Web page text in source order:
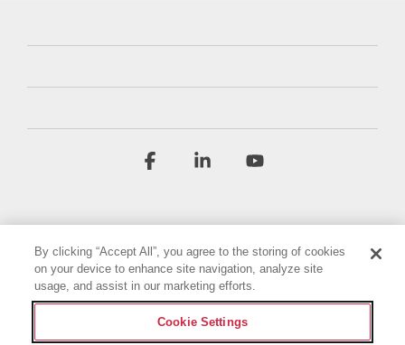
Условия и положения
Политика конфиденциальности
Декларация о доступности
Выходные данные
Facebook Linkedin
By clicking “Accept All”, you agree to the storing of cookies
on your device to enhance site navigation, analyze site
usage, and assist in our marketing efforts.
Cookie Settings